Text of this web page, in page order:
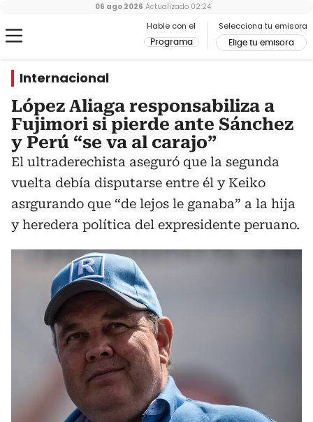
Hable con el
Programa
Selecciona tu emisora
Elige tu emisora
06 ago 2026 Actualizado 02:24
Internacional
López Aliaga responsabiliza a
Fujimori si pierde ante Sánchez
y Perú “se va al carajo”
El ultraderechista aseguró que la segunda
vuelta debía disputarse entre él y Keiko
asrgurando que “de lejos le ganaba” a la hija
y heredera política del expresidente peruano.